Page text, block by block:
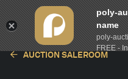
AUCTION SALEROOM
poly-
name
poly-
FREE -